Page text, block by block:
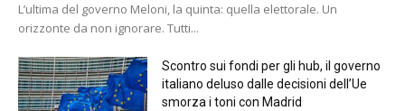
L’ultima del governo Meloni, la quinta: quella elettorale. Un
orizzonte da non ignorare. Tutti...
Scontro sui fondi per gli hub, il governo
italiano deluso dalle decisioni dell’Ue
smorza i toni con Madrid